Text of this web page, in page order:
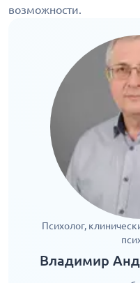
возможности.
Психолог,
Владимир